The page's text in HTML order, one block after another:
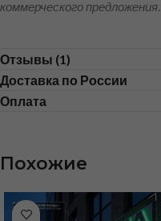
коммерческого предложения.
Отзывы (1)
Доставка по России
Оплата
Похожие